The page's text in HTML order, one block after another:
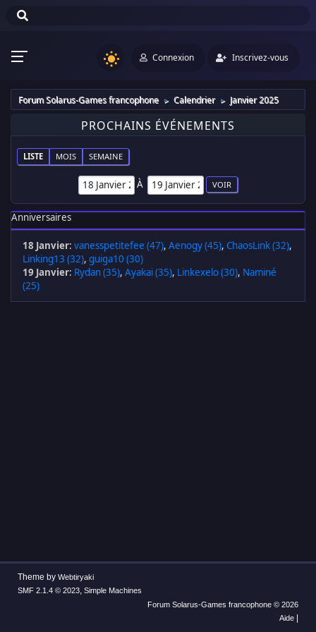
Connexion Inscrivez-vous
Forum Solarus-Games francophone ► Calendrier ► Janvier 2025
PROCHAINS ÉVÉNEMENTS
LISTE MOIS SEMAINE
À
Anniversaires
18 Janvier: vanesspetitefee (47), Aenogy (45), ChaosLink (32),
Linking13 (32), guiga10 (30)
19 Janvier: Rydan (35), Ayakai (35), Linkexelo (30), Naminé
(25)
Theme by Webtiryaki
SMF 2.1.4 © 2023, Simple Machines
Forum Solarus-Games francophone © 2026
Aide